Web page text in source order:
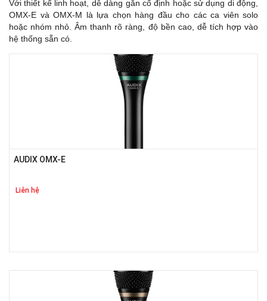
Với thiết kế linh hoạt, dễ dàng gắn cố định hoặc sử dụng di động,
OMX-E và OMX-M là lựa chọn hàng đầu cho các ca viên solo
hoặc nhóm nhỏ. Âm thanh rõ ràng, độ bền cao, dễ tích hợp vào
hệ thống sẵn có.
AUDIX OMX-E
Liên hệ